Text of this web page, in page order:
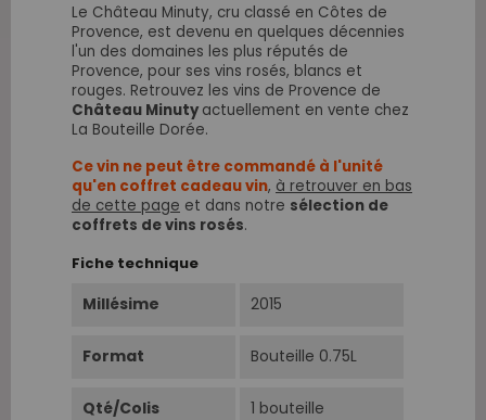
Le Château Minuty, cru classé en Côtes de
Provence, est devenu en quelques décennies
l'un des domaines les plus réputés de
Provence, pour ses vins rosés, blancs et
rouges. Retrouvez les vins de Provence de
Château Minuty actuellement en vente chez
La Bouteille Dorée.
Ce vin ne peut être commandé à l'unité
qu'en coffret cadeau vin, à retrouver en bas
de cette page et dans notre sélection de
coffrets de vins rosés.
Fiche technique
Millésime 2015
Format Bouteille 0.75L
Qté/Colis 1 bouteille